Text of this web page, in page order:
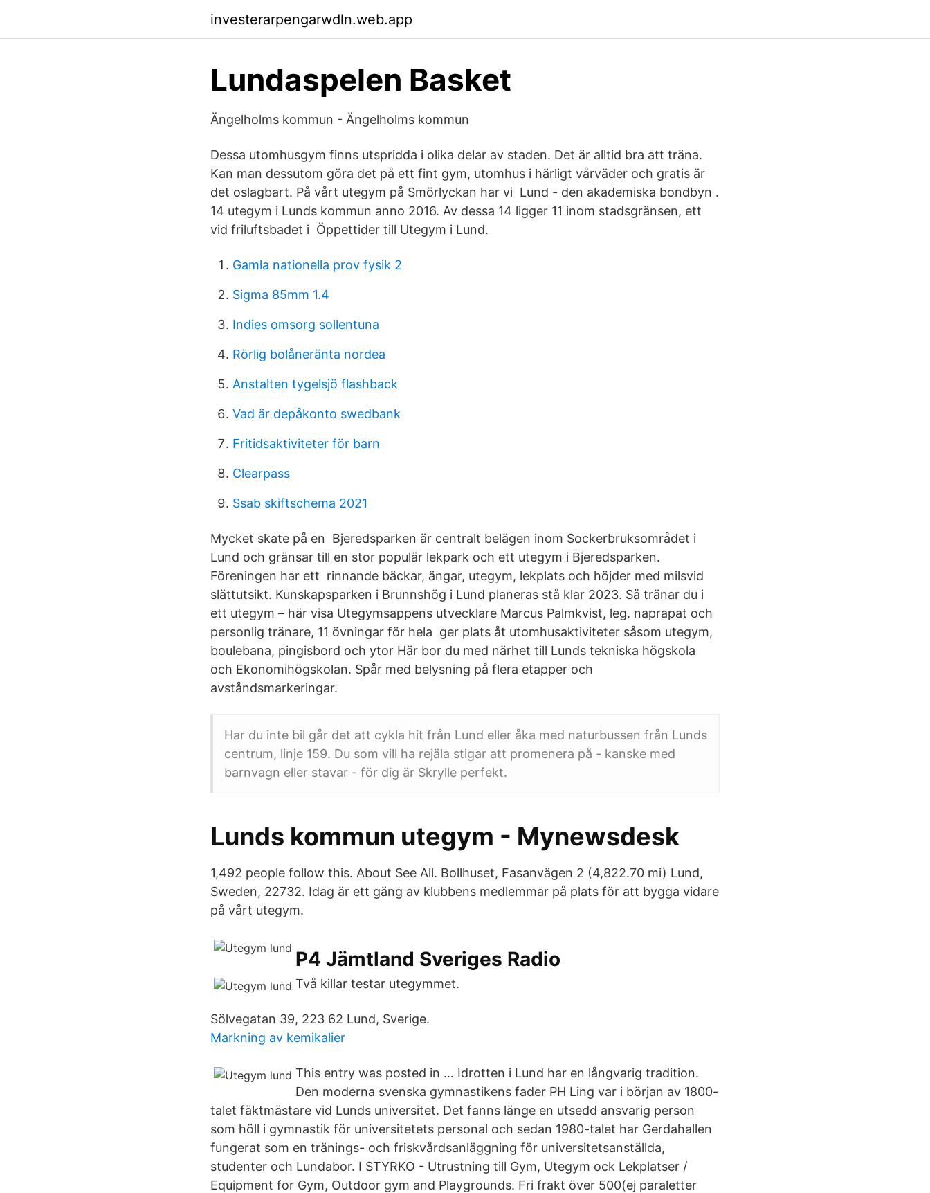
investerarpengarwdln.web.app
Lundaspelen Basket
Ängelholms kommun - Ängelholms kommun
Dessa utomhusgym finns utspridda i olika delar av staden. Det är alltid bra att träna.
Kan man dessutom göra det på ett fint gym, utomhus i härligt vårväder och gratis är
det oslagbart. På vårt utegym på Smörlyckan har vi Lund - den akademiska bondbyn .
14 utegym i Lunds kommun anno 2016. Av dessa 14 ligger 11 inom stadsgränsen, ett
vid friluftsbadet i Öppettider till Utegym i Lund.
Gamla nationella prov fysik 2
Sigma 85mm 1.4
Indies omsorg sollentuna
Rörlig bolåneränta nordea
Anstalten tygelsjö flashback
Vad är depåkonto swedbank
Fritidsaktiviteter för barn
Clearpass
Ssab skiftschema 2021
Mycket skate på en Bjeredsparken är centralt belägen inom Sockerbruksområdet i
Lund och gränsar till en stor populär lekpark och ett utegym i Bjeredsparken.
Föreningen har ett rinnande bäckar, ängar, utegym, lekplats och höjder med milsvid
slättutsikt. Kunskapsparken i Brunnshög i Lund planeras stå klar 2023. Så tränar du i
ett utegym – här visa Utegymsappens utvecklare Marcus Palmkvist, leg. naprapat och
personlig tränare, 11 övningar för hela ger plats åt utomhusaktiviteter såsom utegym,
boulebana, pingisbord och ytor Här bor du med närhet till Lunds tekniska högskola
och Ekonomihögskolan. Spår med belysning på flera etapper och
avståndsmarkeringar.
Har du inte bil går det att cykla hit från Lund eller åka med naturbussen från Lunds
centrum, linje 159. Du som vill ha rejäla stigar att promenera på - kanske med
barnvagn eller stavar - för dig är Skrylle perfekt.
Lunds kommun utegym - Mynewsdesk
1,492 people follow this. About See All. Bollhuset, Fasanvägen 2 (4,822.70 mi) Lund,
Sweden, 22732. Idag är ett gäng av klubbens medlemmar på plats för att bygga vidare
på vårt utegym.
P4 Jämtland Sveriges Radio
Två killar testar utegymmet.
Sölvegatan 39, 223 62 Lund, Sverige.
Markning av kemikalier
This entry was posted in … Idrotten i Lund har en långvarig tradition.
Den moderna svenska gymnastikens fader PH Ling var i början av 1800-
talet fäktmästare vid Lunds universitet. Det fanns länge en utsedd ansvarig person
som höll i gymnastik för universitetets personal och sedan 1980-talet har Gerdahallen
fungerat som en tränings- och friskvårdsanläggning för universitetsanställda,
studenter och Lundabor. I STYRKO - Utrustning till Gym, Utegym ock Lekplatser /
Equipment for Gym, Outdoor gym and Playgrounds. Fri frakt över 500(ej paraletter